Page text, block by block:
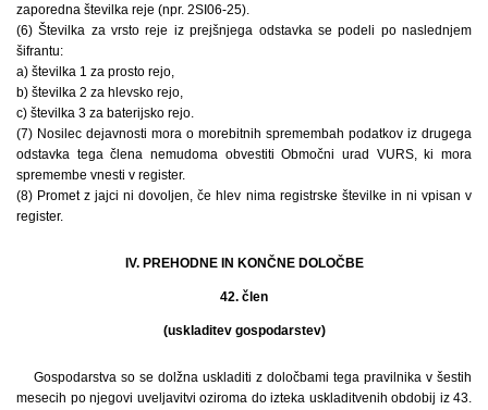
zaporedna številka reje (npr. 2SI06-25).
(6) Številka za vrsto reje iz prejšnjega odstavka se podeli po naslednjem
šifrantu:
a) številka 1 za prosto rejo,
b) številka 2 za hlevsko rejo,
c) številka 3 za baterijsko rejo.
(7) Nosilec dejavnosti mora o morebitnih spremembah podatkov iz drugega
odstavka tega člena nemudoma obvestiti Območni urad VURS, ki mora
spremembe vnesti v register.
(8) Promet z jajci ni dovoljen, če hlev nima registrske številke in ni vpisan v
register.
IV. PREHODNE IN KONČNE DOLOČBE
42. člen
(uskladitev gospodarstev)
Gospodarstva so se dolžna uskladiti z določbami tega pravilnika v šestih
mesecih po njegovi uveljavitvi oziroma do izteka uskladitvenih obdobij iz 43.